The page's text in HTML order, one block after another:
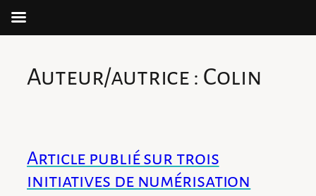
contenuAuteur/autrice : Colin
Article publié sur trois
initiatives de numérisation